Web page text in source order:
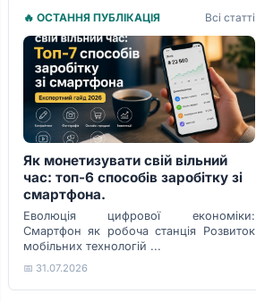
🔥 ОСТАННЯ ПУБЛІКАЦІЯ Всі статті
Як монетизувати свій вільний
час: топ-6 способів заробітку зі
смартфона.
Еволюція цифрової економіки:
Смартфон як робоча станція Розвиток
мобільних технологій ...
📅 31.07.2026